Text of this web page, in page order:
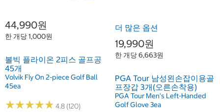
44,990원
한 개당 1,000원
볼빅 플라이온 2피스 골프공
45개
Volvik Fly On 2-piece Golf Ball
45ea
★★★★★
★★★★★ 4.8 (120)
더 많은 옵션
19,990원
한 개당 6,663원
PGA Tour 남성왼손잡이용골
프장갑 3개(오른손착용)
PGA Tour Men's Left-Handed
Golf Glove 3ea